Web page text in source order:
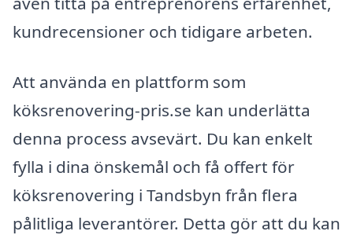
kundrecensioner och tidigare arbeten.
Att använda en plattform som
köksrenovering-pris.se kan underlätta
denna process avsevärt. Du kan enkelt
fylla i dina önskemål och få offert för
köksrenovering i Tandsbyn från flera
pålitliga leverantörer. Detta gör att du kan